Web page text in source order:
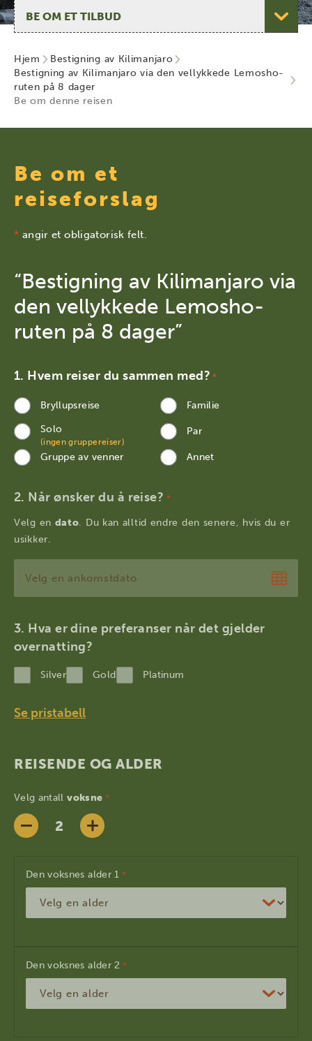
Velg side
Hjem
Bestigning av Kilimanjaro
Bestigning av Kilimanjaro via den vellykkede Lemosho-
ruten på 8 dager
Be om denne reisen
Be om et
reiseforslag
* angir et obligatorisk felt.
“Bestigning av Kilimanjaro via
den vellykkede Lemosho-
ruten på 8 dager”
Hvem reiser du sammen med? *
Bryllupsreise
Familie
Solo
(ingen gruppereiser)
Par
Gruppe av venner Annet
Når ønsker du å reise? *
Velg en dato. Du kan alltid endre den senere, hvis du er
usikker.
MM
dot
YYYY
Hva er dine preferanser når det gjelder
overnatting?
Silver Gold Platinum
Se pristabell
REISENDE OG ALDER
Velg antallvoksne *
Den voksnes alder *
Den voksnes alder *